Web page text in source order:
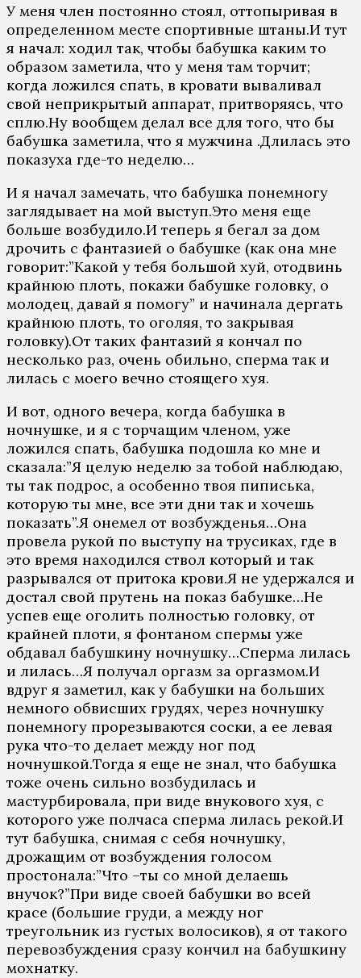
У меня член постоянно стоял, оттопыривая в
определенном месте спортивные штаны.И тут
я начал: ходил так, чтобы бабушка каким то
образом заметила, что у меня там торчит;
когда ложился спать, в кровати вываливал
свой неприкрытый аппарат, притворяясь, что
сплю.Ну вообщем делал все для того, что бы
бабушка заметила, что я мужчина .Длилась это
показуха где-то неделю…
И я начал замечать, что бабушка понемногу
заглядывает на мой выступ.Это меня еще
больше возбудило.И теперь я бегал за дом
дрочить с фантазией о бабушке (как она мне
говорит:”Какой у тебя большой хуй, отодвинь
крайнюю плоть, покажи бабушке головку, о
молодец, давай я помогу” и начинала дергать
крайнюю плоть, то оголяя, то закрывая
головку).От таких фантазий я кончал по
несколько раз, очень обильно, сперма так и
лилась с моего вечно стоящего хуя.
И вот, одного вечера, когда бабушка в
ночнушке, и я с торчащим членом, уже
ложился спать, бабушка подошла ко мне и
сказала:”Я целую неделю за тобой наблюдаю,
ты так подрос, а особенно твоя пиписька,
которую ты мне, все эти дни так и хочешь
показать”.Я онемел от возбужденья…Она
провела рукой по выступу на трусиках, где в
это время находился ствол который и так
разрывался от притока крови.Я не удержался и
достал свой прутень на показ бабушке…Не
успев еще оголить полностью головку, от
крайней плоти, я фонтаном спермы уже
обдавал бабушкину ночнушку…Сперма лилась
и лилась…Я получал оргазм за оргазмом.И
вдруг я заметил, как у бабушки на больших
немного обвисших грудях, через ночнушку
понемногу прорезываются соски, а ее левая
рука что-то делает между ног под
ночнушкой.Тогда я еще не знал, что бабушка
тоже очень сильно возбудилась и
мастурбировала, при виде внукового хуя, с
которого уже полчаса сперма лилась рекой.И
тут бабушка, снимая с себя ночнушку,
дрожащим от возбуждения голосом
простонала:”Что –ты со мной делаешь
внучок?”При виде своей бабушки во всей
красе (большие груди, а между ног
треугольник из густых волосиков), я от такого
перевозбуждения сразу кончил на бабушкину
мохнатку.